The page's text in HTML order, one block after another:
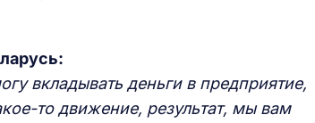
вкладывать деньги в предприятие,
то движение, результат, мы вам